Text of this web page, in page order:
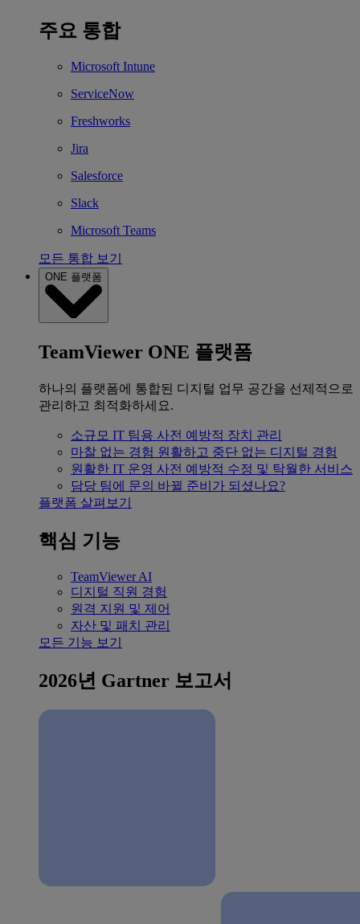
주요 통합
Microsoft Intune
ServiceNow
Freshworks
Jira
Salesforce
Slack
Microsoft Teams
모든 통합 보기
ONE 플랫폼
TeamViewer ONE 플랫폼
하나의 플랫폼에 통합된 디지털 업무 공간을 선제적으로
관리하고 최적화하세요.
소규모 IT 팀용 사전 예방적 장치 관리
마찰 없는 경험 원활하고 중단 없는 디지털 경험
원활한 IT 운영 사전 예방적 수정 및 탁월한 서비스
담당 팀에 문의 바뀔 준비가 되셨나요?
플랫폼 살펴보기
핵심 기능
TeamViewer AI
디지털 직원 경험
원격 지원 및 제어
자산 및 패치 관리
모든 기능 보기
2026년 Gartner 보고서